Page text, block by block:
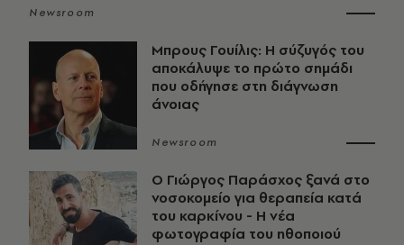
Newsroom
Μπρους Γουίλις: Η σύζυγός του
αποκάλυψε το πρώτο σημάδι
που οδήγησε στη διάγνωση
άνοιας
Newsroom
O Γιώργος Παράσχος ξανά στο
νοσοκομείο για θεραπεία κατά
του καρκίνου - Η νέα
φωτογραφία του ηθοποιού